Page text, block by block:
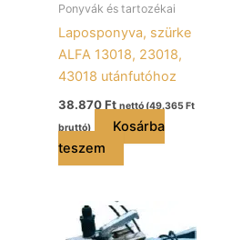
Ponyvák és tartozékai
Laposponyva, szürke
ALFA 13018, 23018,
43018 utánfutóhoz
38.870Ft nettó (49.365 Ft
bruttó)
Kosárba
teszem